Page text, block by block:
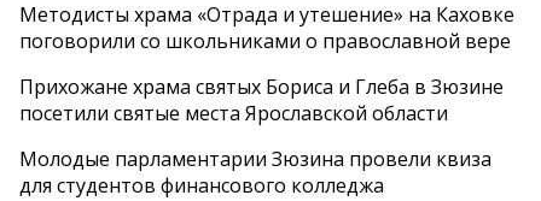
Методисты храма «Отрада и утешение» на Каховке
поговорили со школьниками о православной вере
Прихожане храма святых Бориса и Глеба в Зюзине
посетили святые места Ярославской области
Молодые парламентарии Зюзина провели квиза
для студентов финансового колледжа